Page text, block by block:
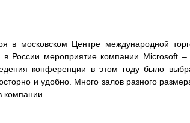
в московском Центре международной
в России мероприятие компании
конференции в этом году было
и удобно. Много залов разного
компании.